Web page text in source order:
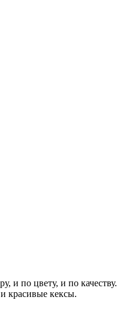
и по цвету, и по качеству.
красивые кексы.